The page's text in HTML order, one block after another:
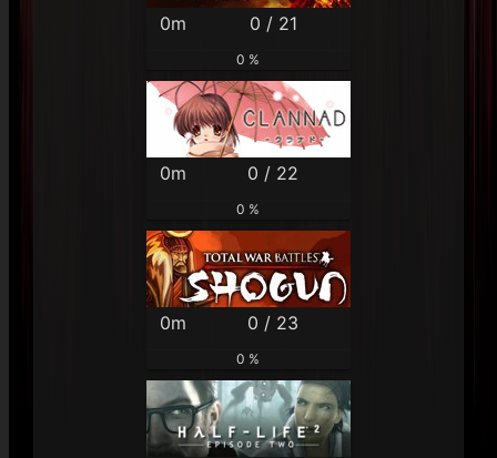
0m 0 / 21
0 %
0m 0 / 22
0 %
0m 0 / 23
0 %